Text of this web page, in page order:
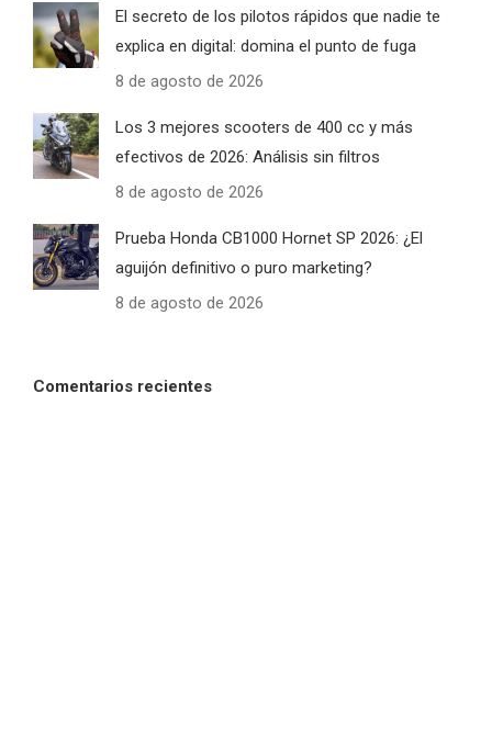
El secreto de los pilotos rápidos que nadie te
explica en digital: domina el punto de fuga
8 de agosto de 2026
Los 3 mejores scooters de 400 cc y más
efectivos de 2026: Análisis sin filtros
8 de agosto de 2026
Prueba Honda CB1000 Hornet SP 2026: ¿El
aguijón definitivo o puro marketing?
8 de agosto de 2026
Comentarios recientes